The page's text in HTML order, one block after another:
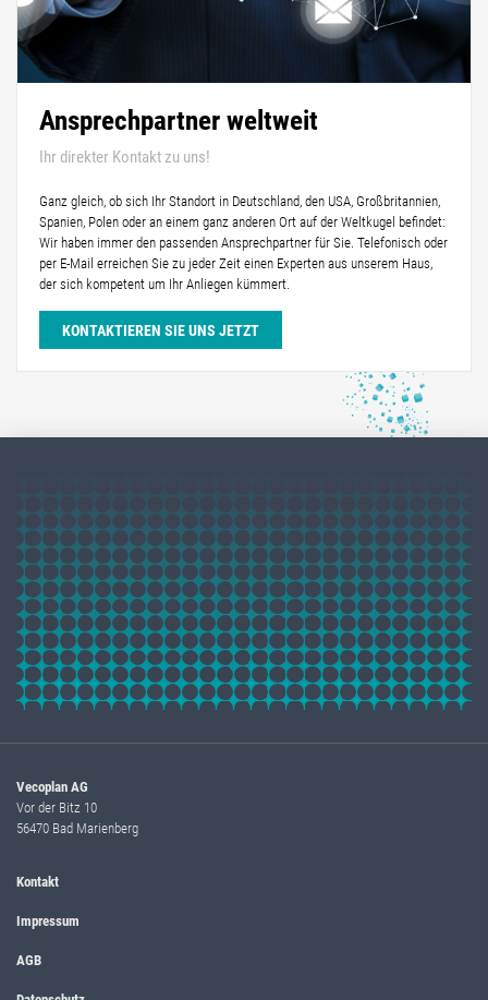
Ansprechpartner weltweit
Ihr direkter Kontakt zu uns!
Ganz gleich, ob sich Ihr Standort in Deutschland, den USA, Großbritannien,
Spanien, Polen oder an einem ganz anderen Ort auf der Weltkugel befindet:
Wir haben immer den passenden Ansprechpartner für Sie. Telefonisch oder
per E-Mail erreichen Sie zu jeder Zeit einen Experten aus unserem Haus,
der sich kompetent um Ihr Anliegen kümmert.
KONTAKTIEREN SIE UNS JETZT
Vecoplan AG
Vor der Bitz 10
56470 Bad Marienberg
Kontakt
Impressum
AGB